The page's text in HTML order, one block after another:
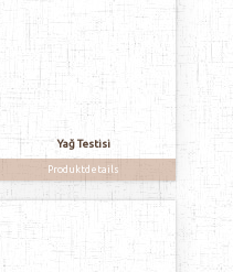
Yağ Testisi
Produktdetails